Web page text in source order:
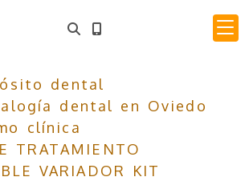
dental
dental en Oviedo
clínica
TRATAMIENTO
VARIADOR KIT